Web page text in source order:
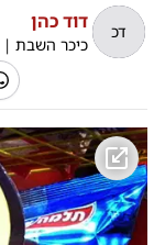
דכ דוד כהן
כיכר השבת |